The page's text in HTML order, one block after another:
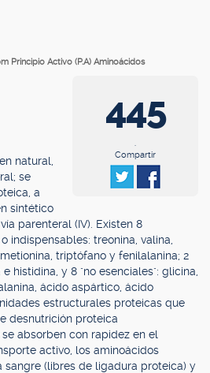
Principio Activo (P.A) Aminoácidos
445
.
Compartir
natural,
se
a
sintético
parenteral (IV). Existen 8
indispensables: treonina, valina,
triptófano y fenilalanina; 2
histidina, y 8 "no esenciales": glicina,
ácido aspártico, ácido
estructurales proteicas que
desnutrición proteica
absorben con rapidez en el
activo, los aminoácidos
(libres de ligadura proteica) y